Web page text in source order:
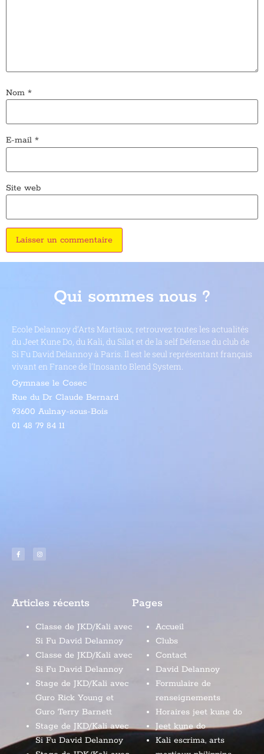
Nom *
E-mail *
Site web
Qui sommes nous ?
Ecole Delannoy d’Arts Martiaux, retrouvez toutes les actualités
du Jeet Kune Do, du Kali, du Silat et de la self Défense du club de
Si Fu David Delannoy à Paris. Il est le seul représentant français
vivant en France de l’Inosanto Blend System
Gymnase le Cosec
Rue du Dr Claude Bernard
93600 Aulnay-sous-Bois
01 48 79 84 11
Articles récents
Classe de JKD/Kali avec
Si Fu David Delannoy
Classe de JKD/Kali avec
Si Fu David Delannoy
Stage de JKD/Kali avec
Guro Rick Young et
Guro Terry Barnett
Stage de JKD/Kali avec
Si Fu David Delannoy
Pages
Accueil
Clubs
Contact
David Delannoy
Formulaire de
renseignements
Horaires jeet kune do
Jeet kune do
Kali escrima, arts